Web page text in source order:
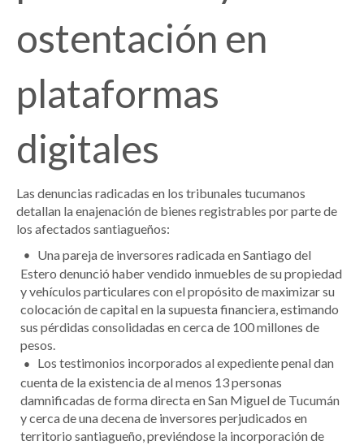
ostentación en
plataformas
digitales
Las denuncias radicadas en los tribunales tucumanos
detallan la enajenación de bienes registrables por parte de
los afectados santiagueños:
Una pareja de inversores radicada en Santiago del
Estero denunció haber vendido inmuebles de su propiedad
y vehículos particulares con el propósito de maximizar su
colocación de capital en la supuesta financiera, estimando
sus pérdidas consolidadas en cerca de 100 millones de
pesos.
Los testimonios incorporados al expediente penal dan
cuenta de la existencia de al menos 13 personas
damnificadas de forma directa en San Miguel de Tucumán
y cerca de una decena de inversores perjudicados en
territorio santiagueño, previéndose la incorporación de